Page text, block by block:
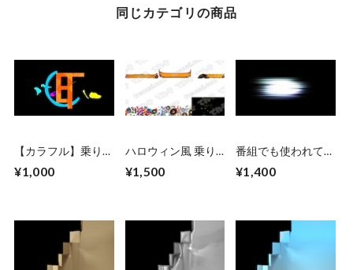
同じカテゴリの商品
【カラフル】乗り替
えるゴシック系カウ
材・Premiere Proデ
¥1,000
ハロウィン風 乗り
ロップベース３つ詰
¥1,500
番組でも使われてい
CG素材１１種
¥1,400